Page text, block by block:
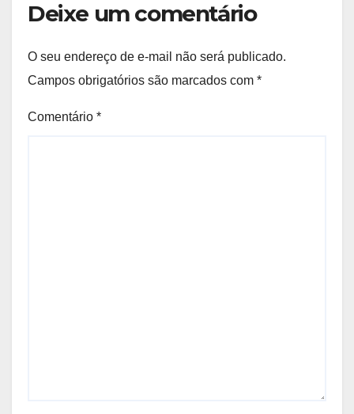
Deixe um comentário
O seu endereço de e-mail não será publicado.
Campos obrigatórios são marcados com *
Comentário *